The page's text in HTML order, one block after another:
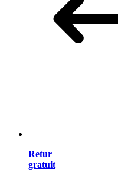
Retur
gratuit